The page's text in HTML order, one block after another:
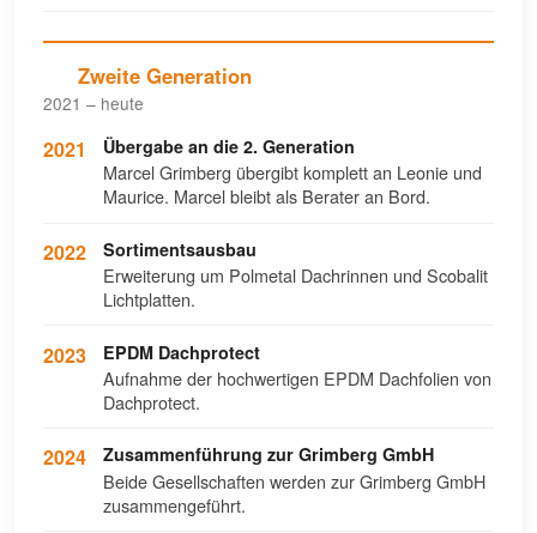
Zweite Generation
2021 – heute
2021 Übergabe an die 2. Generation
Marcel Grimberg übergibt komplett an Leonie und
Maurice. Marcel bleibt als Berater an Bord.
2022 Sortimentsausbau
Erweiterung um Polmetal Dachrinnen und Scobalit
Lichtplatten.
2023 EPDM Dachprotect
Aufnahme der hochwertigen EPDM Dachfolien von
Dachprotect.
2024 Zusammenführung zur Grimberg GmbH
Beide Gesellschaften werden zur Grimberg GmbH
zusammengeführt.